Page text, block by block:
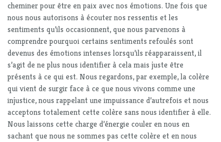
cheminer pour être en paix avec nos émotions. Une fois que
nous nous autorisons à écouter nos ressentis et les
sentiments qu’ils occasionnent, que nous parvenons à
comprendre pourquoi certains sentiments refoulés sont
devenus des émotions intenses lorsqu’ils réapparaissent, il
s’agit de ne plus nous identifier à cela mais juste être
présents à ce qui est. Nous regardons, par exemple, la colère
qui vient de surgir face à ce que nous vivons comme une
injustice, nous rappelant une impuissance d’autrefois et nous
acceptons totalement cette colère sans nous identifier à elle.
Nous laissons cette charge d’énergie couler en nous en
sachant que nous ne sommes pas cette colère et en nous